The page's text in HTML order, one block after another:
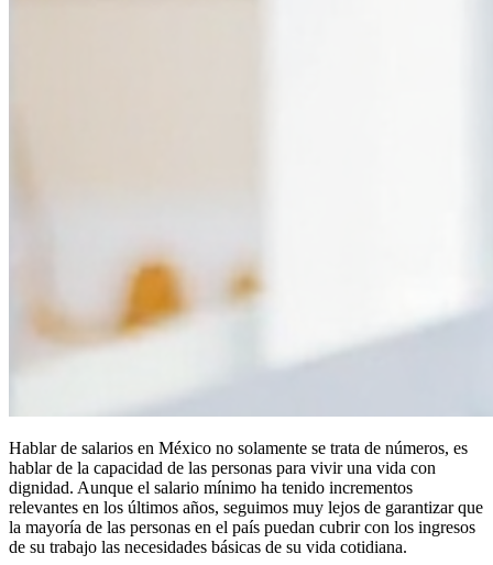
Hablar de salarios en México no solamente se trata de números, es
hablar de la capacidad de las personas para vivir una vida con
dignidad. Aunque el salario mínimo ha tenido incrementos
relevantes en los últimos años, seguimos muy lejos de garantizar que
la mayoría de las personas en el país puedan cubrir con los ingresos
de su trabajo las necesidades básicas de su vida cotidiana.